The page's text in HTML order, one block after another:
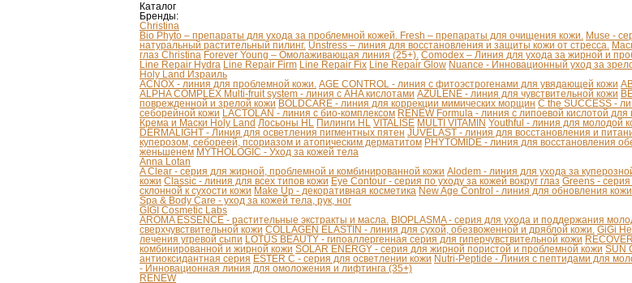
Каталог
Бренды:
Christina
Bio Phyto – препараты для ухода за проблемной кожей. Fresh – препараты для очищения кожи. Muse -
натуральный растительный пилинг. Unstress – линия для восстановления и защиты кожи от стресса.
глаз Christina Forever Young – Омолаживающая линия (25+). Comodex – Линия для ухода за жирной и
Line Repair Hydra Line Repair Firm Line Repair Fix Line Repair Glow Nuance - Инновационный уход за
Holy Land Израиль
ACNOX - линия для проблемной кожи. AGE CONTROL - линия с фитоэстрогенами для увядающей кожи
ALPHA COMPLEX Multi-fruit system - линия с AHA кислотами AZULENE - линия для чувствительной кожи
поврежденной и зрелой кожи BOLDCARE - линия для коррекции мимических морщин C the SUCCESS -
себорейной кожи LACTOLAN - линия с био-комплексом RENEW Formula - линия с липоевой кислотой
Крема и Маски Holy Land Лосьоны HL Пилинги HL VITALISE MULTI VITAMIN Youthful - линия для молодой
DERMALIGHT - Линия для осветления пигментных пятен JUVELAST - линия для восстановления и
куперозом, себореей, псориазом и атопическим дерматитом PHYTOMIDE - линия для восстановления
женьшенем MYTHOLOGIC - Уход за кожей тела
Anna Lotan
A Clear - серия для жирной, проблемной и комбинированной кожи Alodem - линия для ухода за
кожи Classic - линия для всех типов кожи Eye Contour - серия по уходу за кожей вокруг глаз Greens -
склонной к сухости кожи Make Up - декоративная косметика New Age Control - линия для обновления кожи
Spa & Body Care - уход за кожей тела, рук, ног
GIGI Cosmetic Labs
AROMA ESSENCE - растительные экстракты и масла. BIOPLASMA - серия для ухода и поддержания
сверхчувствительной кожи COLLAGEN ELASTIN - линия для сухой, обезвоженной и дряблой кожи. GiGi
лечения угревой сыпи LOTUS BEAUTY - гипоаллергенная серия для гиперчувствительной кожи
комбинированной и жирной кожи SOLAR ENERGY - серия для жирной пористой и проблемной кожи SUN
антиоксидантная серия ESTER C - серия для осветлении кожи Nutri-Peptide - Линия с пептидами для
- Инновационная линия для омоложения и лифтинга (35+)
RENEW